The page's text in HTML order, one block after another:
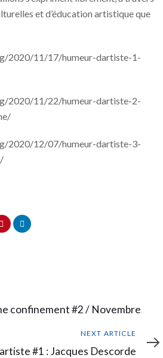
et d’éducation artistique que
2020/11/17/humeur-dartiste-1-
2020/11/22/humeur-dartiste-2-
2020/12/07/humeur-dartiste-3-
confinement #2 / Novembre
NEXT ARTICLE
#1 : Jacques Descorde